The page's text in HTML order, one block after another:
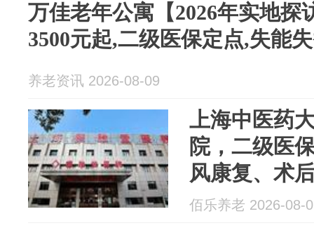
万佳老年公寓【2026年实地探
3500元起,二级医保定点,失能
养老资讯 2026-08-09
上海中医药
院，二级医
风康复、术
护
佰乐养老 2026-08-